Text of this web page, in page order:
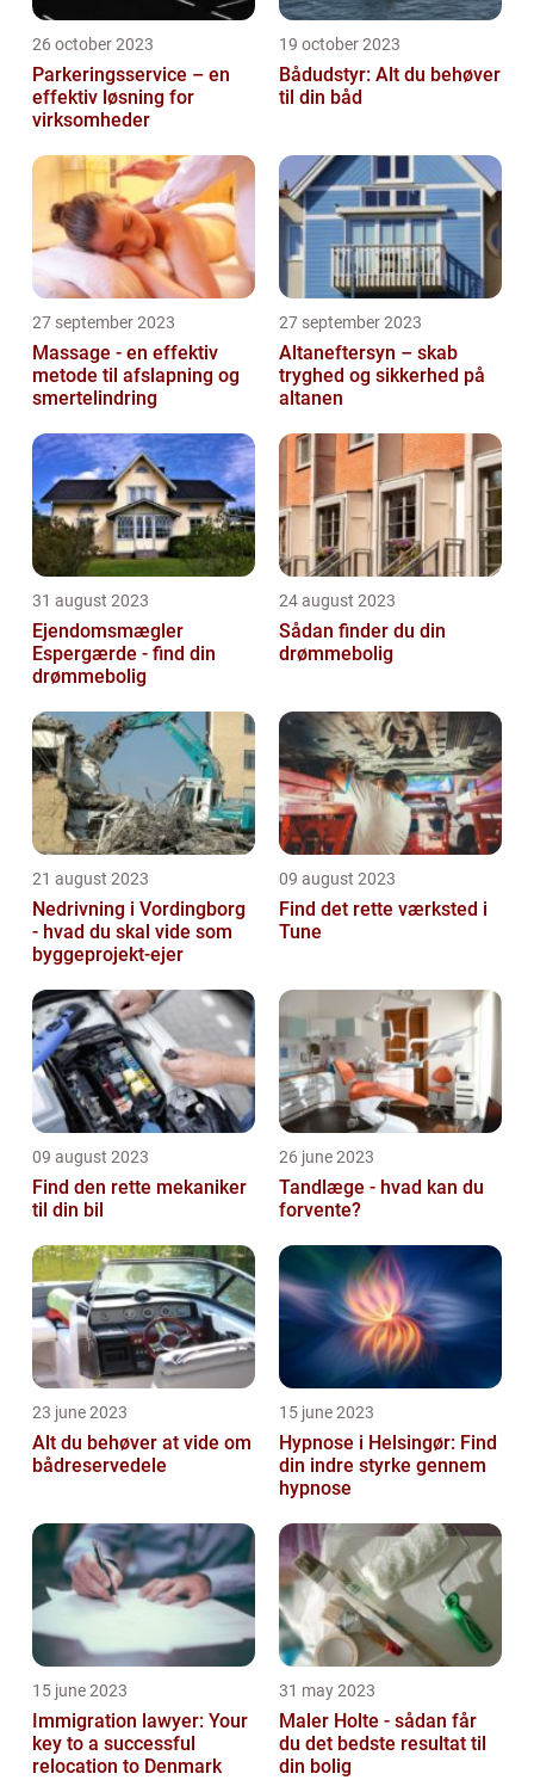
26 october 2023
Parkeringsservice – en
effektiv løsning for
virksomheder
19 october 2023
Bådudstyr: Alt du behøver
til din båd
27 september 2023
Massage - en effektiv
metode til afslapning og
smertelindring
27 september 2023
Altaneftersyn – skab
tryghed og sikkerhed på
altanen
31 august 2023
Ejendomsmægler
Espergærde - find din
drømmebolig
24 august 2023
Sådan finder du din
drømmebolig
21 august 2023
Nedrivning i Vordingborg
- hvad du skal vide som
byggeprojekt-ejer
09 august 2023
Find det rette værksted i
Tune
09 august 2023
Find den rette mekaniker
til din bil
26 june 2023
Tandlæge - hvad kan du
forvente?
23 june 2023
Alt du behøver at vide om
bådreservedele
15 june 2023
Hypnose i Helsingør: Find
din indre styrke gennem
hypnose
15 june 2023
Immigration lawyer: Your
key to a successful
relocation to Denmark
31 may 2023
Maler Holte - sådan får
du det bedste resultat til
din bolig